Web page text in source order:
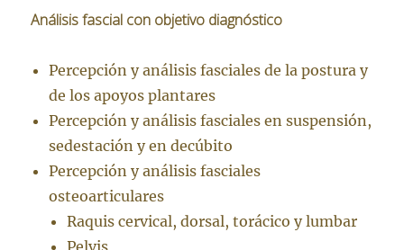
Análisis fascial con objetivo diagnóstico
Percepción y análisis fasciales de la postura y
de los apoyos plantares
Percepción y análisis fasciales en suspensión,
sedestación y en decúbito
Percepción y análisis fasciales
osteoarticulares
Raquis cervical, dorsal, torácico y lumbar